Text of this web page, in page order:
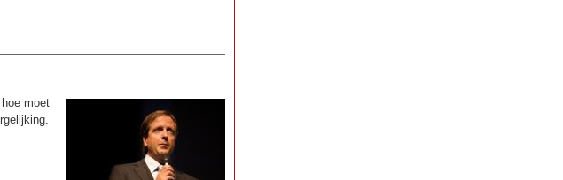
moet